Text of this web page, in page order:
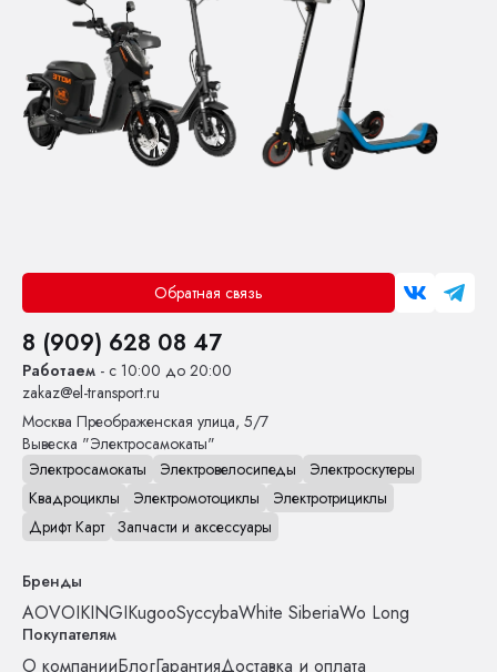
Обратная связь
8 (909) 628 08 47
Работаем - с 10:00 до 20:00
zakaz@el-transport.ru
Москва Преображенская улица, 5/7
Вывеска "Электросамокаты"
Электросамокаты
Электровелосипеды
Электроскутеры
Квадроциклы
Электромотоциклы
Электротрициклы
Дрифт Карт Запчасти и аксессуары
Бренды
AOVOIKINGIKugooSyccybaWhite SiberiaWo Long
Покупателям
О компанииБлогГарантияДоставка и оплата